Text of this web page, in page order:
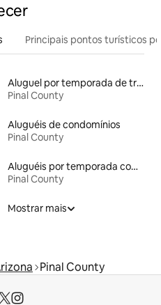
Principais pontos turísticos
Aluguel por temporada de trailers
Pinal County
Aluguéis de condomínios
Pinal County
Aluguéis por temporada com suítes privativas
Pinal County
Mostrar mais
Pinal County